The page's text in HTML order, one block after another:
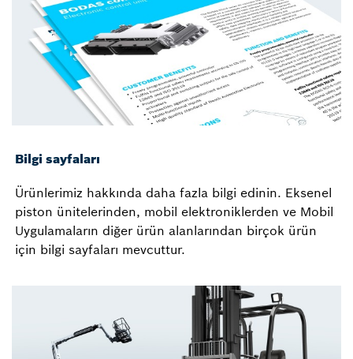
Bilgi sayfaları
Ürünlerimiz hakkında daha fazla bilgi edinin. Eksenel
piston ünitelerinden, mobil elektroniklerden ve Mobil
Uygulamaların diğer ürün alanlarından birçok ürün
için bilgi sayfaları mevcuttur.